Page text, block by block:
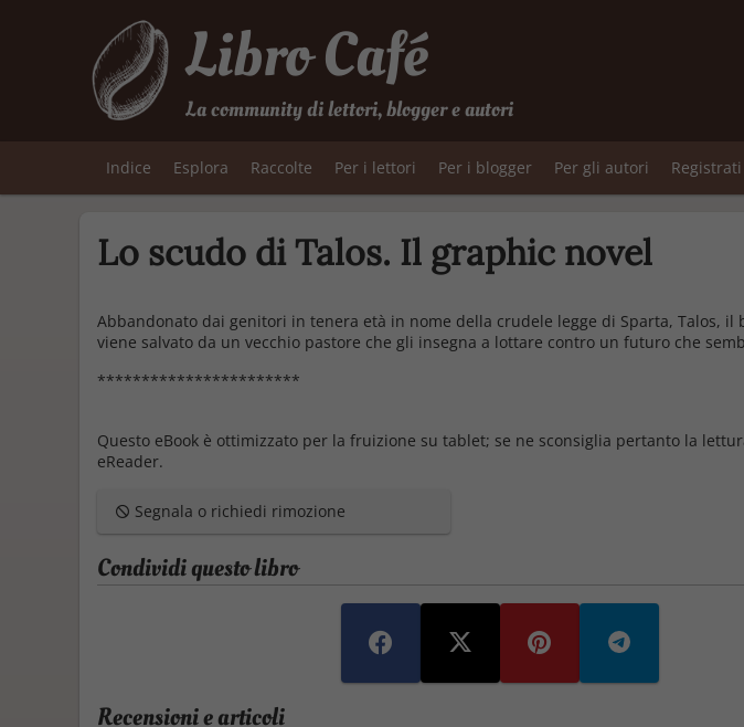
Libro Café
La community di lettori, blogger e autori
Indice Esplora Raccolte Per i lettori Per i blogger Per gli autori Registrati
Lo scudo di Talos. Il graphic novel
Abbandonato dai genitori in tenera età in nome della crudele legge di Sparta, Talos, il
viene salvato da un vecchio pastore che gli insegna a lottare contro un futuro che
***********************
Questo eBook è ottimizzato per la fruizione su tablet; se ne sconsiglia pertanto la
eReader.
Segnala o richiedi rimozione
Condividi questo libro
Recensioni e articoli